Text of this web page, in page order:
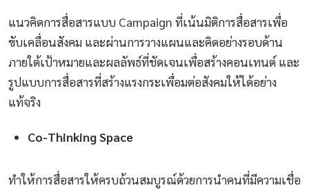
แนวคิดการสื่อสารแบบ Campaign ที่เน้นมิติการสื่อสารเพื่อ
ขับเคลื่อนสังคม และผ่านการวางแผนและคิดอย่างรอบด้าน
ภายใต้เป้าหมายและผลลัพธ์ที่ชัดเจนเพื่อสร้างคอนเทนต์ และ
รูปแบบการสื่อสารที่สร้างแรงกระเพื่อมต่อสังคมให้ได้อย่าง
แท้จริง
Co-Thinking Space
ทำให้การสื่อสารให้ครบถ้วนสมบูรณ์ด้วยการนำคนที่มีความเชื่อ